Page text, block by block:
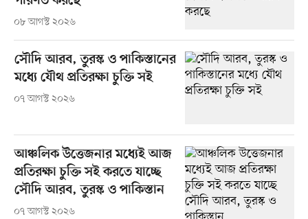
০৮ আগস্ট ২০২৬
সৌদি আরব, তুরস্ক ও পাকিস্তানের
মধ্যে যৌথ প্রতিরক্ষা চুক্তি সই
০৭ আগস্ট ২০২৬
আঞ্চলিক উত্তেজনার মধ্যেই আজ
প্রতিরক্ষা চুক্তি সই করতে যাচ্ছে
সৌদি আরব, তুরস্ক ও পাকিস্তান
০৭ আগস্ট ২০২৬